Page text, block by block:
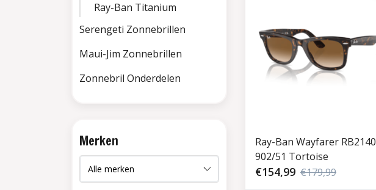
Ray-Ban Wayfarer RB2140
902/51 Tortoise
€154,99 €179,99
Ray-Ban Titanium
Serengeti Zonnebrillen
Maui-Jim Zonnebrillen
Zonnebril Onderdelen
Merken